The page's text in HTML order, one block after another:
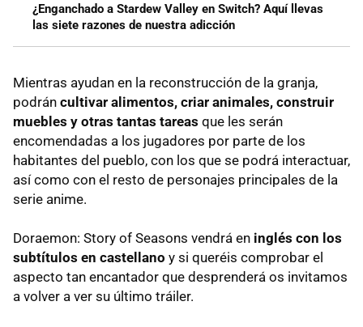
¿Enganchado a Stardew Valley en Switch? Aquí llevas
las siete razones de nuestra adicción
Mientras ayudan en la reconstrucción de la granja,
podrán cultivar alimentos, criar animales, construir
muebles y otras tantas tareas que les serán
encomendadas a los jugadores por parte de los
habitantes del pueblo, con los que se podrá interactuar,
así como con el resto de personajes principales de la
serie anime.
Doraemon: Story of Seasons vendrá en inglés con los
subtítulos en castellano y si queréis comprobar el
aspecto tan encantador que desprenderá os invitamos
a volver a ver su último tráiler.